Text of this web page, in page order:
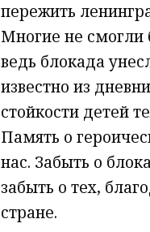
пережить
Многие не смогли
ведь блокада
известно из
стойкости детей
Память о
нас. Забыть о
забыть о тех,
стране.